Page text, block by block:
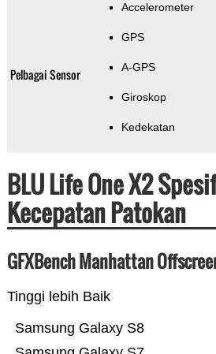
Pelbagai Sensor
Accelerometer
GPS
A-GPS
Giroskop
Kedekatan
BLU Life One X2
Kecepatan Patokan
GFXBench Manhattan
Tinggi lebih Baik
Samsung Galaxy S8